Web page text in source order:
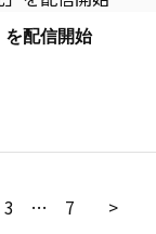
を配信開始
3 … 7 >